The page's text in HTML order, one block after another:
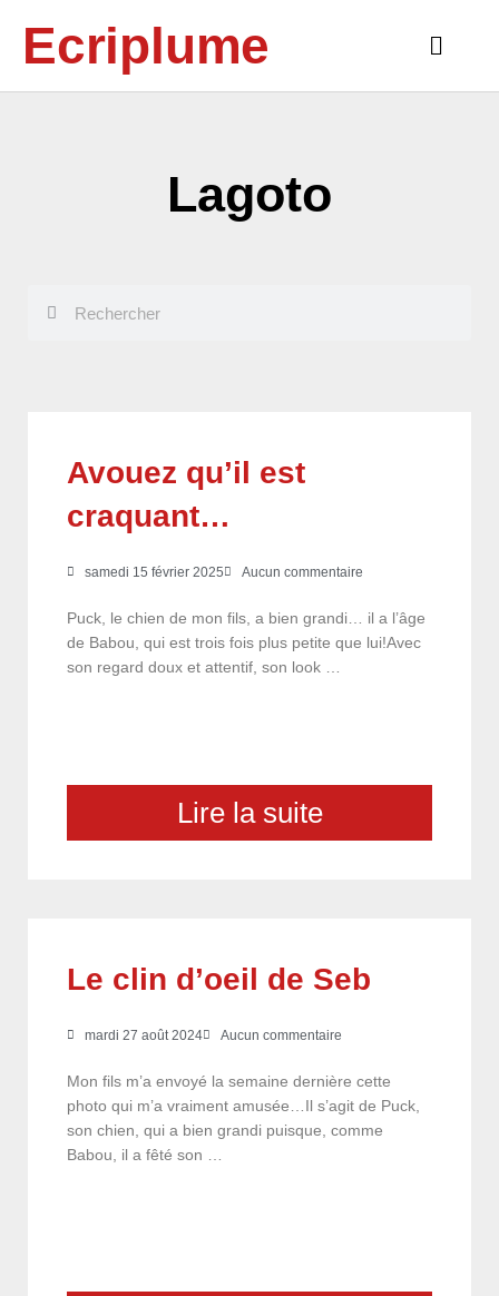
contenuEcriplume
Main
Lagoto
Avouez qu’il est
craquant…
samedi 15 février 2025 Aucun commentaire
Puck, le chien de mon fils, a bien grandi… il a l’âge
de Babou, qui est trois fois plus petite que lui!Avec
son regard doux et attentif, son look …
Lire la suite
Le clin d’oeil de Seb
mardi 27 août 2024 Aucun commentaire
Mon fils m’a envoyé la semaine dernière cette
photo qui m’a vraiment amusée…Il s’agit de Puck,
son chien, qui a bien grandi puisque, comme
Babou, il a fêté son …